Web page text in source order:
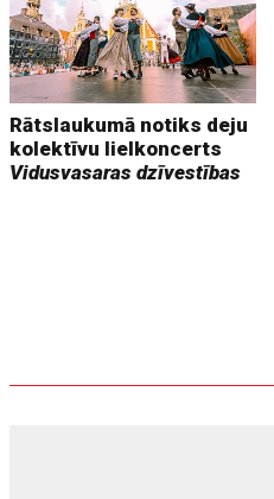
Rātslaukumā notiks deju
kolektīvu lielkoncerts
Vidusvasaras dzīvestības